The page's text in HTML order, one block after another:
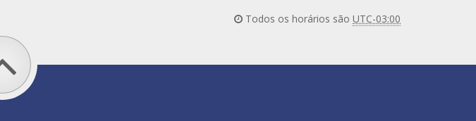
Todos os horários são UTC-03:00